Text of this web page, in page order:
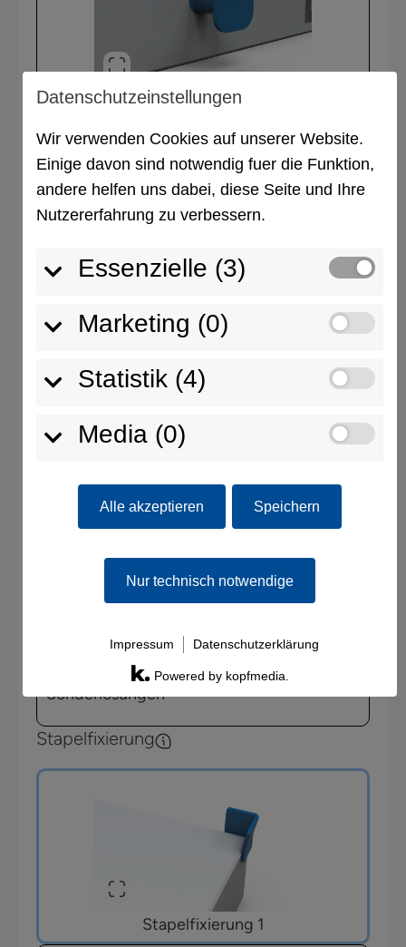
Datenschutzeinstellungen
Wir verwenden Cookies auf unserer Website.
Einige davon sind notwendig fuer die Funktion,
andere helfen uns dabei, diese Seite und Ihre
Nutzererfahrung zu verbessern.
Essenzielle (3)
Marketing (0)
Statistik (4)
Media (0)
Alle akzeptieren Speichern
Nur technisch notwendige
Powered by kopfmedia.
Impressum Datenschutzerklärung
Anschlagsmöglichkeit 2
Anschlagsmöglichkeit 3
Anschlagsmöglichkeit 4
Nichts passendes dabei? Wir fertigen
Sonderlösungen
Stapelfixierung
Stapelfixierung 1